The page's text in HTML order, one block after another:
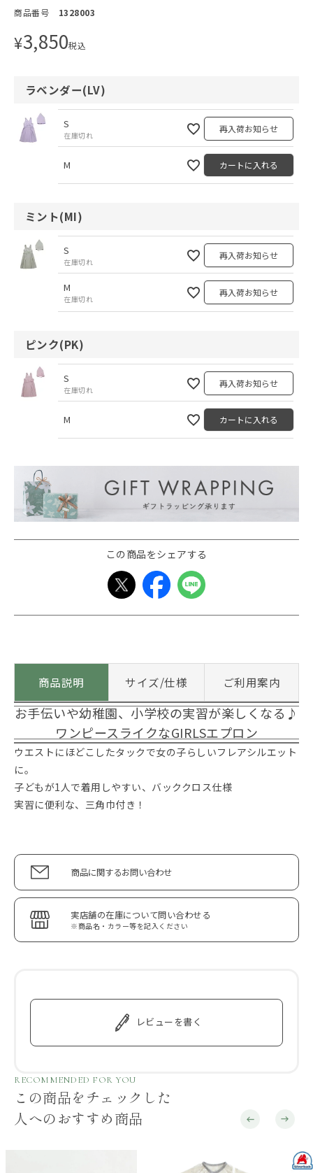
商品番号 1328003
¥3,850税込
ラベンダー(LV)
S
在庫切れ
再入荷お知らせ
M カートに入れる
ミント(MI)
S
在庫切れ
再入荷お知らせ
M
在庫切れ
再入荷お知らせ
ピンク(PK)
S
在庫切れ
再入荷お知らせ
M カートに入れる
この商品をシェアする
商品説明 サイズ/仕様 ご利用案内
お手伝いや幼稚園、小学校の実習が楽しくなる♪
ワンピースライクなGIRLSエプロン
ウエストにほどこしたタックで女の子らしいフレアシルエット
に。
子どもが1人で着用しやすい、バッククロス仕様
実習に便利な、三角巾付き！
商品に関するお問い合わせ
実店舗の在庫について問い合わせる
※商品名・カラー等を記入ください
レビューを書く
RECOMMENDED FOR YOU
この商品をチェックした
人へのおすすめ商品